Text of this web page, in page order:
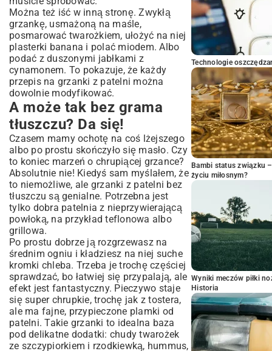
Można też iść w inną stronę. Zwykłą
grzankę, usmażoną na maśle,
posmarować twarożkiem, ułożyć na niej
plasterki banana i polać miodem. Albo
podać z duszonymi jabłkami z
cynamonem. To pokazuje, że każdy
przepis na grzanki z patelni można
dowolnie modyfikować.
A może tak bez grama
tłuszczu? Da się!
Czasem mamy ochotę na coś lżejszego
albo po prostu skończyło się masło. Czy
to koniec marzeń o chrupiącej grzance?
Absolutnie nie! Kiedyś sam myślałem, że
to niemożliwe, ale grzanki z patelni bez
tłuszczu są genialne. Potrzebna jest
tylko dobra patelnia z nieprzywierającą
powłoką, na przykład teflonowa albo
grillowa.
Po prostu dobrze ją rozgrzewasz na
średnim ogniu i kładziesz na niej suche
kromki chleba. Trzeba je trochę częściej
sprawdzać, bo łatwiej się przypalają, ale
efekt jest fantastyczny. Pieczywo staje
się super chrupkie, trochę jak z tostera,
ale ma fajne, przypieczone plamki od
patelni. Takie grzanki to idealna baza
pod delikatne dodatki: chudy twarożek
ze szczypiorkiem i rzodkiewką, hummus,
Technologie
Bambi status związku
życiu miłosnym?
Wyniki meczów piłki
Historia